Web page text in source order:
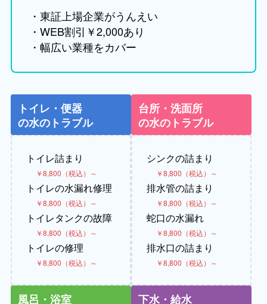
・東証上場企業がうんえい
・WEB割引￥2,000あり
・幅広い業種をカバー
トイレ・便器
の水のトラブル
トイレ詰まり
￥8,800（税込）～
トイレの水漏れ修理
￥8,800（税込）～
トイレタンクの故障
￥8,800（税込）～
トイレの修理
￥8,800（税込）～
台所・洗面所
の水のトラブル
シンクの詰まり
￥8,800（税込）～
排水管の詰まり
￥8,800（税込）～
蛇口の水漏れ
￥8,800（税込）～
排水口の詰まり
￥8,800（税込）～
風呂・浴室
下水・給水